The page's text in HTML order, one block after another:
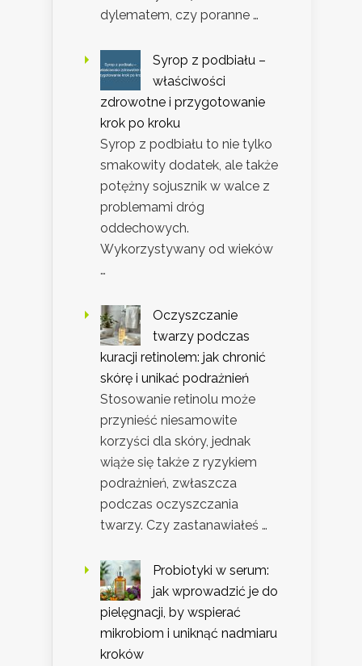
dylematem, czy poranne …
Syrop z podbiału –
właściwości
zdrowotne i przygotowanie
krok po kroku
Syrop z podbiału to nie tylko
smakowity dodatek, ale także
potężny sojusznik w walce z
problemami dróg
oddechowych.
Wykorzystywany od wieków
…
Oczyszczanie
twarzy podczas
kuracji retinolem: jak chronić
skórę i unikać podrażnień
Stosowanie retinolu może
przynieść niesamowite
korzyści dla skóry, jednak
wiąże się także z ryzykiem
podrażnień, zwłaszcza
podczas oczyszczania
twarzy. Czy zastanawiałeś …
Probiotyki w serum:
jak wprowadzić je do
pielęgnacji, by wspierać
mikrobiom i uniknąć nadmiaru
kroków